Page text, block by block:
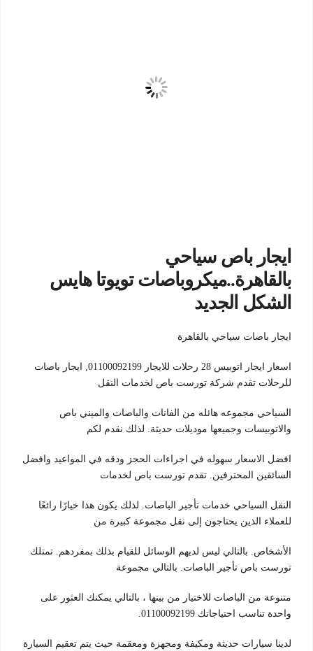
ايجار باص سياحي
بالقاهرة..ميكروباصات تويوتا هايس
الشكل الجديد
ايجار باصات سياحي بالقاهرة
اسعار ايجار اتوبيس 28 رحلات للايجار 01100092199, ايجار باصات
للرحلات تقدم شركة تورست باص لخدمات النقل
السياحي مجموعه هائله من الفانات والباصات والميني باص
والاتوبيسات وجميعها موديلات حديثة. لذلك نقدم لكم
افضل الاسعار سهوله في اجراءات الحجز ودقه في المواعيد وافضل
السائقين المحترفين. تقدم تورست باص لخدمات
النقل السياحي خدمات تأجير الباصات. لذلك يكون هذا خيارًا رائعًا
للعملاء الذين يحتاجون إلى نقل مجموعة كبيرة من
الأشخاص. بالتالي ليس لديهم الوسائل للقيام بذلك بمفردهم. تمتلك
تورست باص تأجير الباصات. بالتالي مجموعة
متنوعة من الباصات للاختيار من بينها ، بالتالي يمكنك العثور على
واحدة تناسب احتياجاتك 01100092199.
لدينا سيارات حديثة ومكيفة ومجهزة ومعقمة حيث يتم تعقيم السيارة